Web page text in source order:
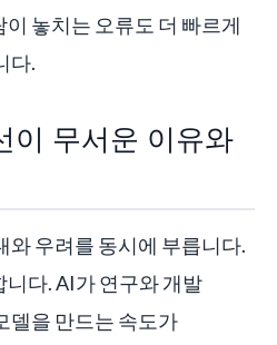
놓치는 오류도 더 빠르게
다.
이 무서운 이유와
와 우려를 동시에 부릅니다.
다. AI가 연구와 개발
델을 만드는 속도가